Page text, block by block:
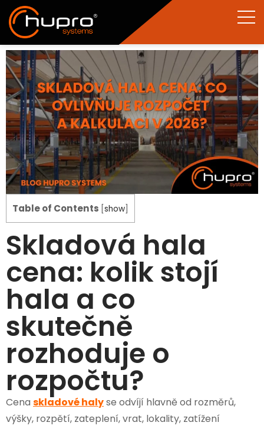
Table of Contents show
Skladová hala
cena: kolik stojí
hala a co
skutečně
rozhoduje o
rozpočtu?
Cena skladové halyse odvíjí hlavně od rozměrů,
výšky, rozpětí, zateplení, vrat, lokality, zatížení